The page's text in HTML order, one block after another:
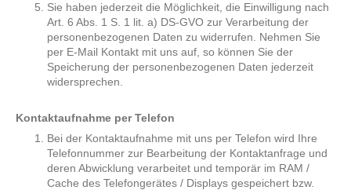
Sie haben jederzeit die Möglichkeit, die Einwilligung nach
Art. 6 Abs. 1 S. 1 lit. a) DS-GVO zur Verarbeitung der
personenbezogenen Daten zu widerrufen. Nehmen Sie
per E-Mail Kontakt mit uns auf, so können Sie der
Speicherung der personenbezogenen Daten jederzeit
widersprechen.
Kontaktaufnahme per Telefon
Bei der Kontaktaufnahme mit uns per Telefon wird Ihre
Telefonnummer zur Bearbeitung der Kontaktanfrage und
deren Abwicklung verarbeitet und temporär im RAM /
Cache des Telefongerätes / Displays gespeichert bzw.